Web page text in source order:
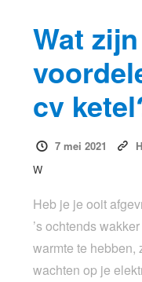
Wat
cv
7 mei 2021
W
Heb je je ooit
’s ochtends
warmte te hebben,
wachten op je